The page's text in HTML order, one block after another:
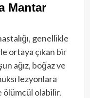
Mantar
genellikle
ortaya çıkan bir
ağız, boğaz ve
lezyonlara
ölümcül olabilir.